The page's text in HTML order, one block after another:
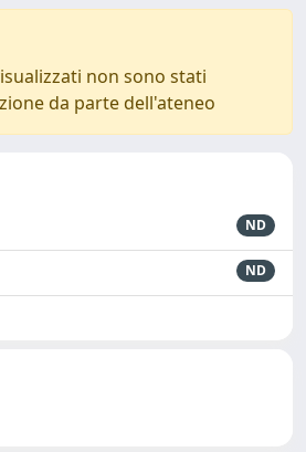
non sono stati
da parte dell'ateneo
ND
ND